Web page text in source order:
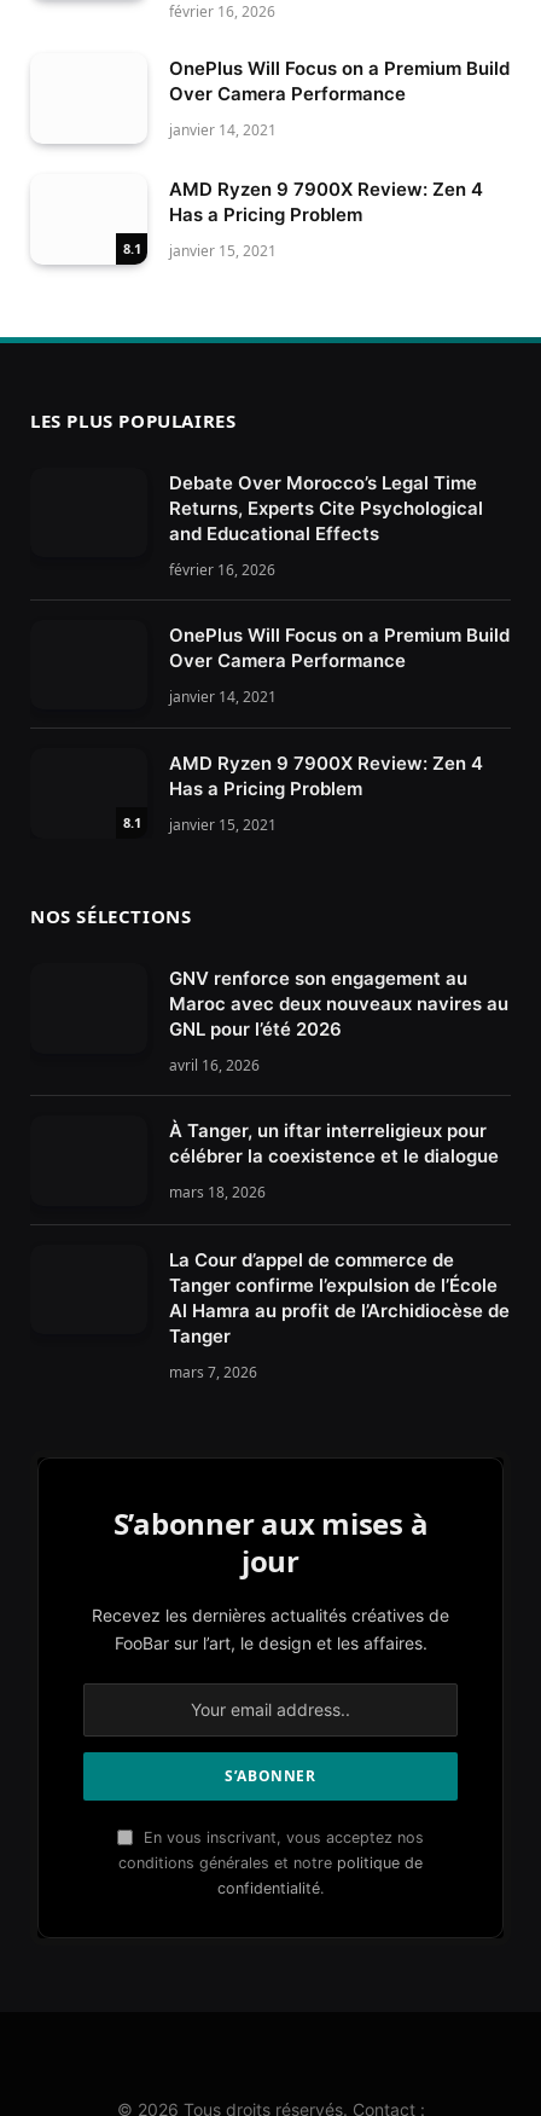
février 16, 2026
OnePlus Will Focus on a Premium Build
Over Camera Performance
janvier 14, 2021
8.1
AMD Ryzen 9 7900X Review: Zen 4
Has a Pricing Problem
janvier 15, 2021
LES PLUS POPULAIRES
Debate Over Morocco’s Legal Time
Returns, Experts Cite Psychological
and Educational Effects
février 16, 2026
OnePlus Will Focus on a Premium Build
Over Camera Performance
janvier 14, 2021
8.1
AMD Ryzen 9 7900X Review: Zen 4
Has a Pricing Problem
janvier 15, 2021
NOS SÉLECTIONS
GNV renforce son engagement au
Maroc avec deux nouveaux navires au
GNL pour l’été 2026
avril 16, 2026
À Tanger, un iftar interreligieux pour
célébrer la coexistence et le dialogue
mars 18, 2026
La Cour d’appel de commerce de
Tanger confirme l’expulsion de l’École
Al Hamra au profit de l’Archidiocèse de
Tanger
mars 7, 2026
S’abonner aux mises à
jour
Recevez les dernières actualités créatives de
FooBar sur l’art, le design et les affaires.
En vous inscrivant, vous acceptez nos
conditions générales et notre politique de
confidentialité.
© 2026 Tous droits réservés. Contact :